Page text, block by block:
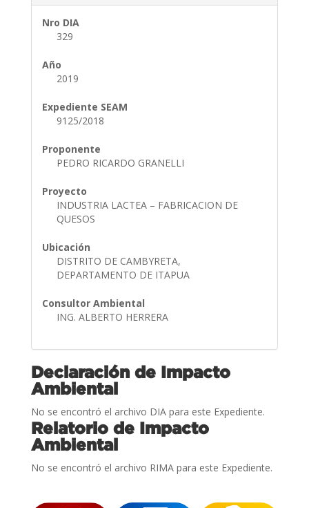
Nro DIA
329
Año
2019
Expediente SEAM
9125/2018
Proponente
PEDRO RICARDO GRANELLI
Proyecto
INDUSTRIA LACTEA – FABRICACION DE
QUESOS
Ubicación
DISTRITO DE CAMBYRETA,
DEPARTAMENTO DE ITAPUA
Consultor Ambiental
ING. ALBERTO HERRERA
Declaración de Impacto
Ambiental
No se encontró el archivo DIA para este Expediente.
Relatorio de Impacto
Ambiental
No se encontró el archivo RIMA para este Expediente.